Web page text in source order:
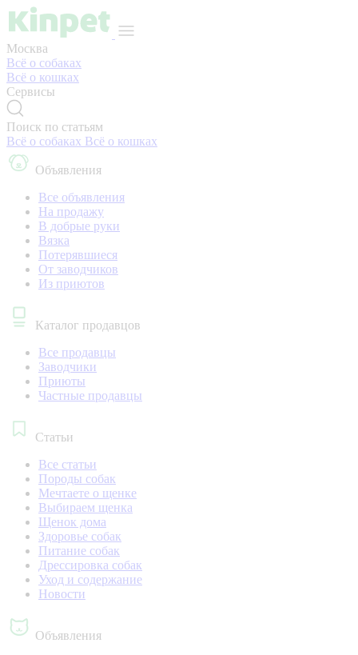
Москва
Всё о собаках
Всё о кошках
Сервисы
Поиск по статьям
Всё о собаках Всё о кошках
Объявления
Все объявления
На продажу
В добрые руки
Вязка
Потерявшиеся
От заводчиков
Из приютов
Каталог продавцов
Все продавцы
Заводчики
Приюты
Частные продавцы
Статьи
Все статьи
Породы собак
Мечтаете о щенке
Выбираем щенка
Щенок дома
Здоровье собак
Питание собак
Дрессировка собак
Уход и содержание
Новости
Объявления